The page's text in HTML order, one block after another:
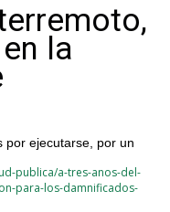
la
por ejecutarse, por un
publica/a-tres-anos-del-
para-los-damnificados-